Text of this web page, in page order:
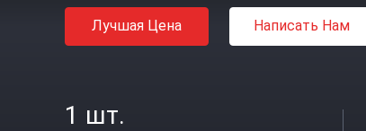
Лучшая Цена Написать Нам
1 шт.